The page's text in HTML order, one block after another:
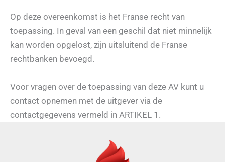
Op deze overeenkomst is het Franse recht van
toepassing. In geval van een geschil dat niet minnelijk
kan worden opgelost, zijn uitsluitend de Franse
rechtbanken bevoegd.
Voor vragen over de toepassing van deze AV kunt u
contact opnemen met de uitgever via de
contactgegevens vermeld in ARTIKEL 1.